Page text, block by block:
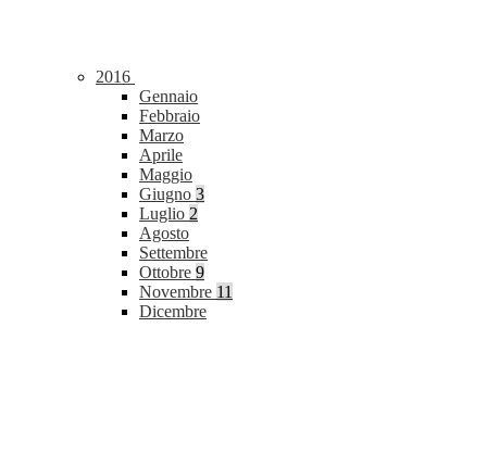
2016
Gennaio
Febbraio
Marzo
Aprile
Maggio
Giugno 3
Luglio 2
Agosto
Settembre
Ottobre 9
Novembre 11
Dicembre